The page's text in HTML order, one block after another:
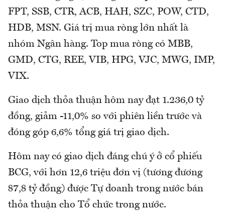
FPT, SSB, CTR, ACB, HAH, SZC, POW, CTD,
HDB, MSN. Giá trị mua ròng lớn nhất là
nhóm Ngân hàng. Top mua ròng có MBB,
GMD, CTG, REE, VIB, HPG, VJC, MWG, IMP,
VIX.
Giao dịch thỏa thuận hôm nay đạt 1.236,0 tỷ
đồng, giảm -11,0% so với phiên liền trước và
đóng góp 6,6% tổng giá trị giao dịch.
Hôm nay có giao dịch đáng chú ý ở cổ phiếu
BCG, với hơn 12,6 triệu đơn vị (tương đương
87,8 tỷ đồng) được Tự doanh trong nước bán
thỏa thuận cho Tổ chức trong nước.